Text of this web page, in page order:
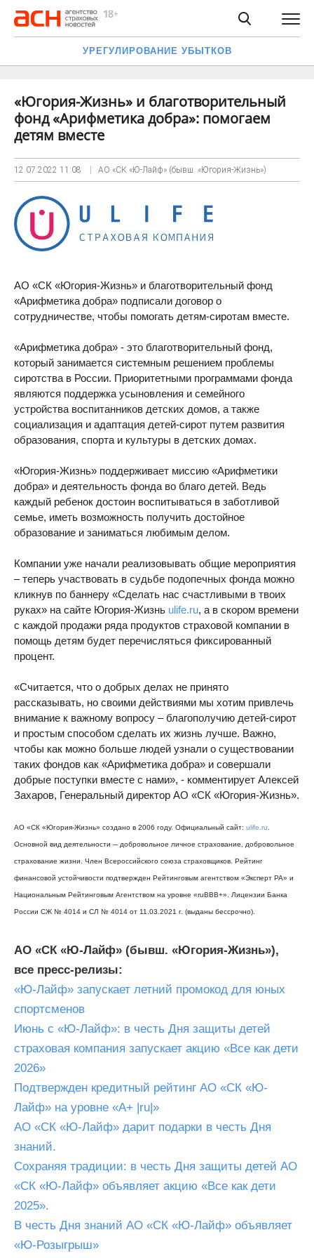
УРЕГУЛИРОВАНИЕ УБЫТКОВ
«Югория-Жизнь» и благотворительный
фонд «Арифметика добра»: помогаем
детям вместе
12.07.2022 11:08 АО «СК «Ю-Лайф» (бывш. «Югория-Жизнь»)
АО «СК «Югория-Жизнь» и благотворительный фонд
«Арифметика добра» подписали договор о
сотрудничестве, чтобы помогать детям-сиротам вместе.
«Арифметика добра» - это благотворительный фонд,
который занимается системным решением проблемы
сиротства в России. Приоритетными программами фонда
являются поддержка усыновления и семейного
устройства воспитанников детских домов, а также
социализация и адаптация детей-сирот путем развития
образования, спорта и культуры в детских домах.
«Югория-Жизнь» поддерживает миссию «Арифметики
добра» и деятельность фонда во благо детей. Ведь
каждый ребенок достоин воспитываться в заботливой
семье, иметь возможность получить достойное
образование и заниматься любимым делом.
Компании уже начали реализовывать общие мероприятия
– теперь участвовать в судьбе подопечных фонда можно
кликнув по баннеру «Сделать нас счастливыми в твоих
руках» на сайте Югория-Жизнь ulife.ru, а в скором времени
с каждой продажи ряда продуктов страховой компании в
помощь детям будет перечисляться фиксированный
процент.
«Считается, что о добрых делах не принято
рассказывать, но своими действиями мы хотим привлечь
внимание к важному вопросу – благополучию детей-сирот
и простым способом сделать их жизнь лучше. Важно,
чтобы как можно больше людей узнали о существовании
таких фондов как «Арифметика добра» и совершали
добрые поступки вместе с нами», - комментирует Алексей
Захаров, Генеральный директор АО «СК «Югория-Жизнь».
АО «СК «Югория-Жизнь» создано в 2006 году. Официальный сайт: ulife.ru
Основной вид деятельности ─ добровольное личное страхование, добровольное
страхование жизни. Член Всероссийского союза страховщиков. Рейтинг
финансовой устойчивости подтвержден Рейтинговым агентством «Эксперт РА» и
Национальным Рейтинговым Агентством на уровне «ruBBB+». Лицензии Банка
России СЖ № 4014 и СЛ № 4014 от 11.03.2021 г. (выданы бессрочно).
АО «СК «Ю-Лайф» (бывш. «Югория-Жизнь»),
все пресс-релизы:
«Ю-Лайф» запускает летний промокод для юных
спортсменов
Июнь с «Ю-Лайф»: в честь Дня защиты детей
страховая компания запускает акцию «Все как дети
2026»
Подтвержден кредитный рейтинг АО «СК «Ю-
Лайф» на уровне «A+ |ru|»
АО «СК «Ю-Лайф» дарит подарки в честь Дня
знаний.
Сохраняя традиции: в честь Дня защиты детей АО
«СК «Ю-Лайф» объявляет акцию «Все как дети
2025».
В честь Дня знаний АО «СК «Ю-Лайф» объявляет
«Ю-Розыгрыш»